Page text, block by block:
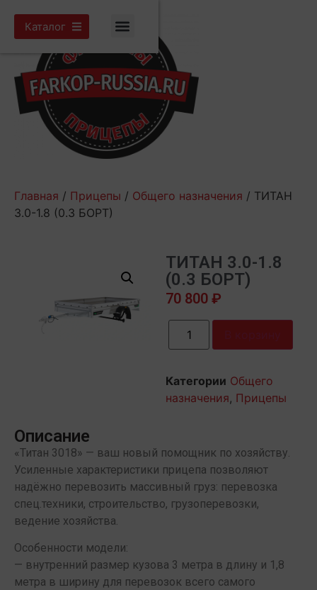
Каталог
Главная / Прицепы / Общего назначения / ТИТАН
3.0-1.8 (0.3 БОРТ)
ТИТАН 3.0-1.8
(0.3 БОРТ)
70 800 ₽
Категории Общего
назначения, Прицепы
Описание
«Титан 3018» — ваш новый помощник по хозяйству.
Усиленные характеристики прицепа позволяют
надёжно перевозить массивный груз: перевозка
спец.техники, строительство, грузоперевозки,
ведение хозяйства.
Особенности модели:
— внутренний размер кузова 3 метра в длину и 1,8
метра в ширину для перевозок всего самого